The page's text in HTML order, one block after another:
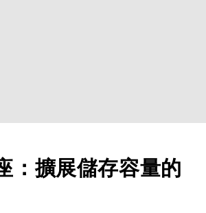
：擴展儲存容量的